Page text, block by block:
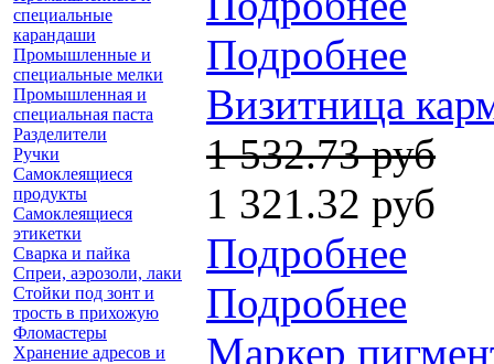
специальные
карандаши
Промышленные и
специальные мелки
Промышленная и
специальная паста
Разделители
Ручки
Самоклеящиеся
продукты
Самоклеящиеся
этикетки
Сварка и пайка
Спреи, аэрозоли, лаки
Стойки под зонт и
трость в прихожую
Фломастеры
Хранение адресов и
Подробнее
Визитница
1 532.73 руб
1 321.32 руб
Подробнее
Подробнее
Маркер